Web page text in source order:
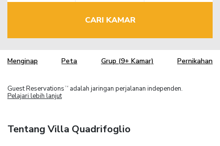
CARI KAMAR
Menginap Peta Grup (9+ Kamar) Pernikahan
Guest Reservations TM
adalah jaringan perjalanan independen.
Pelajari lebih lanjut
Tentang Villa Quadrifoglio